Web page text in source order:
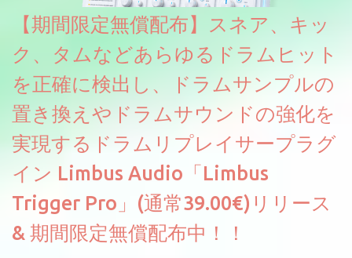
複数のベロシティレイヤーにわたって録音し、各レイヤーを整形
することで、弱く演奏した場合と強く演奏した場合で、全く異な
る音色が得られます。単に音量を変えただけの同じ音ではありま
せん。
【期間限定無償配布】スネア、キッ
ク、タムなどあらゆるドラムヒット
を正確に検出し、ドラムサンプルの
置き換えやドラムサウンドの強化を
実現するドラムリプレイサープラグ
イン Limbus Audio「Limbus
Trigger Pro」(通常39.00€)リリース
& 期間限定無償配布中！！